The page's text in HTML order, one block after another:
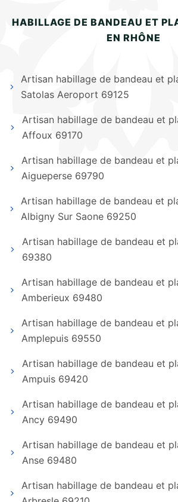
HABILLAGE DE BANDEAU ET
EN RHÔNE
Artisan habillage de bandeau et
Satolas Aeroport 69125
Artisan habillage de bandeau et
Affoux 69170
Artisan habillage de bandeau et
Aigueperse 69790
Artisan habillage de bandeau et
Albigny Sur Saone 69250
Artisan habillage de bandeau et
69380
Artisan habillage de bandeau et
Amberieux 69480
Artisan habillage de bandeau et
Amplepuis 69550
Artisan habillage de bandeau et
Ampuis 69420
Artisan habillage de bandeau et
Ancy 69490
Artisan habillage de bandeau et
Anse 69480
Artisan habillage de bandeau et